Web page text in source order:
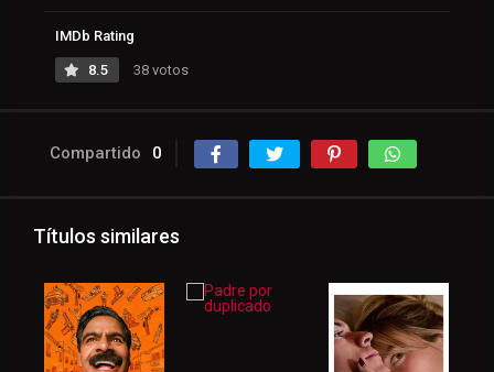
IMDb Rating
8.5 38 votos
Compartido 0
Títulos similares